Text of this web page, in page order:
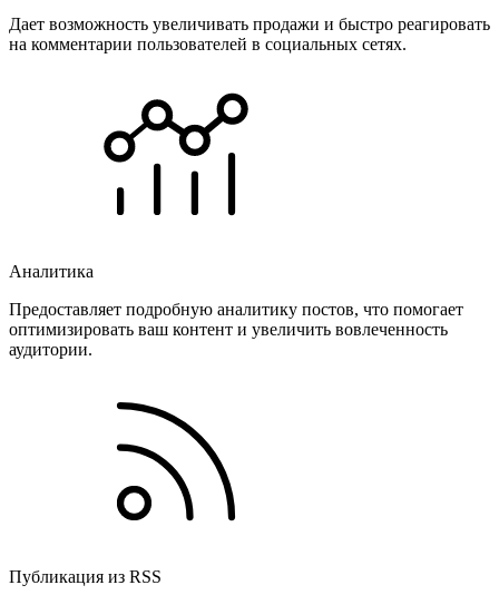
Дает возможность увеличивать продажи и быстро реагировать
на комментарии пользователей в социальных сетях.
Аналитика
Предоставляет подробную аналитику постов, что помогает
оптимизировать ваш контент и увеличить вовлеченность
аудитории.
Публикация из RSS